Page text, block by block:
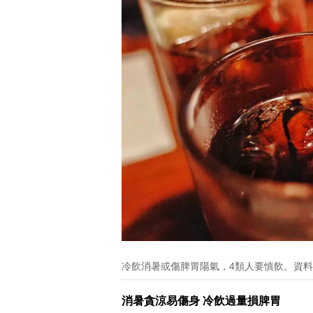
冷飲消暑或傷脾胃陽氣，4類人要慎飲。資
消暑貪涼易傷身 冷飲過量損脾胃